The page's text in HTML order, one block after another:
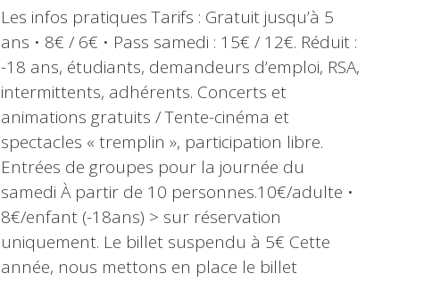
Les infos pratiques Tarifs : Gratuit jusqu’à 5
ans • 8€ / 6€ • Pass samedi : 15€ / 12€. Réduit :
-18 ans, étudiants, demandeurs d’emploi, RSA,
intermittents, adhérents. Concerts et
animations gratuits / Tente-cinéma et
spectacles « tremplin », participation libre.
Entrées de groupes pour la journée du
samedi À partir de 10 personnes.10€/adulte •
8€/enfant (-18ans) > sur réservation
uniquement. Le billet suspendu à 5€ Cette
année, nous mettons en place le billet